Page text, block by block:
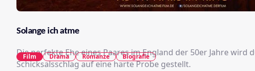
Solange ich atme
Die perfekte Ehe eines Paares im England der 50er Jahre wird
Schicksalsschlag auf eine harte Probe gestellt.
Film Drama Romanze Biografie